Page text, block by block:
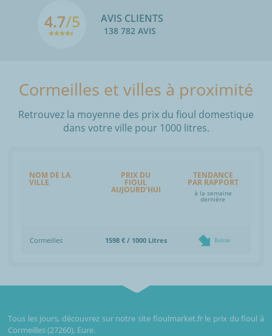
4.7/5 AVIS CLIENTS
138 782 AVIS
Cormeilles et villes à proximité
Retrouvez la moyenne des prix du fioul domestique
dans votre ville pour 1000 litres.
NOM DE LA
VILLE
PRIX DU
FIOUL
AUJOURD'HUI
TENDANCE
PAR RAPPORT
à la semaine
dernière
Cormeilles 1598 € / 1000 Litres Baisse
Tous les jours, découvrez sur notre site fioulmarket.fr le prix du fioul à
Cormeilles (27260), Eure.